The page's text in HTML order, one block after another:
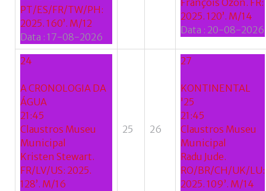
PT/ES/FR/TW/PH:
2025. 160’. M/12
Data : 17-08-2026
François Ozon. FR:
2025. 120’. M/14
Data : 20-08-2026
24
A CRONOLOGIA DA
ÁGUA
21:45
Claustros Museu
Municipal
Kristen Stewart.
FR/LV/US: 2025.
128’. M/16
25 26
27
KONTINENTAL
'25
21:45
Claustros Museu
Municipal
Radu Jude.
RO/BR/CH/UK/LU:
2025. 109’. M/14